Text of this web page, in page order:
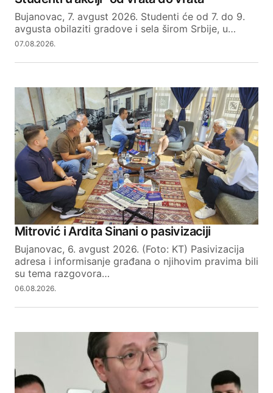
Bujanovac, 7. avgust 2026. Studenti će od 7. do 9.
avgusta obilaziti gradove i sela širom Srbije, u…
07.08.2026.
Mitrović i Ardita Sinani o pasivizaciji
Bujanovac, 6. avgust 2026. (Foto: KT) Pasivizacija
adresa i informisanje građana o njihovim pravima bili
su tema razgovora…
06.08.2026.